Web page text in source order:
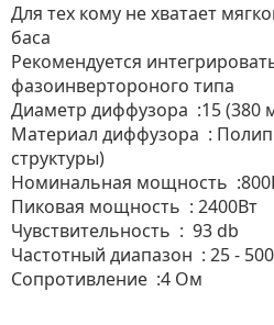
Для тех кому не хватает
баса
Рекомендуется
фазоинвертороного типа
Диаметр диффузора :15 (380
Материал диффузора :
структуры)
Номинальная мощность
Пиковая мощность : 2400Вт
Чувствительность : 93 db
Частотный диапазон : 25 -
Сопротивление :4 Ом